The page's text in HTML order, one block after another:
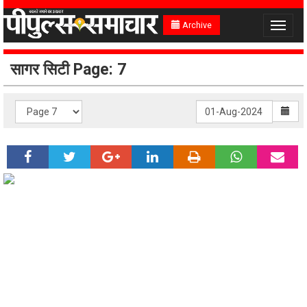
Archive
Toggle
सागर सिटी Page: 7